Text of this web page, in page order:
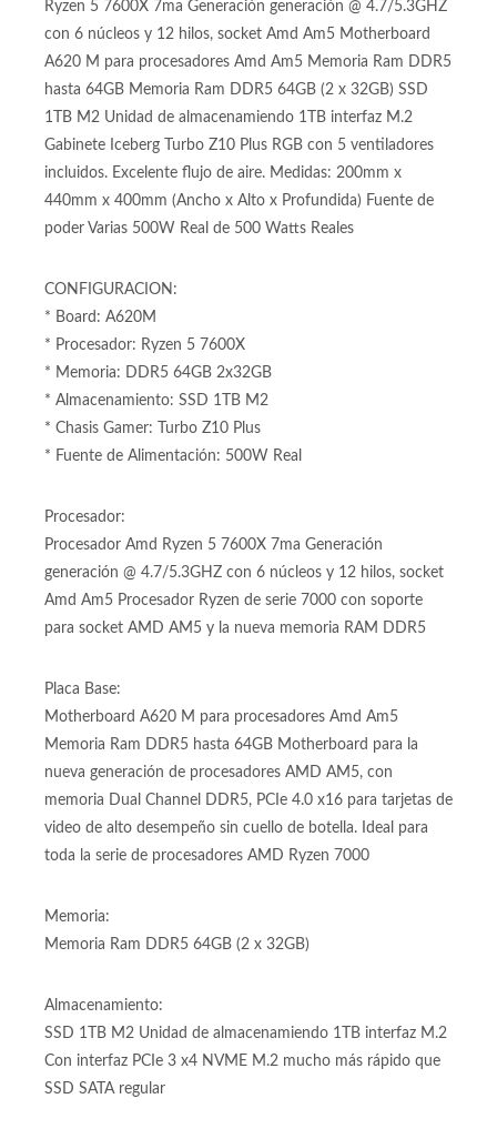
Ryzen 5 7600X 7ma Generación generación @ 4.7/5.3GHZ
con 6 núcleos y 12 hilos, socket Amd Am5 Motherboard
A620 M para procesadores Amd Am5 Memoria Ram DDR5
hasta 64GB Memoria Ram DDR5 64GB (2 x 32GB) SSD
1TB M2 Unidad de almacenamiendo 1TB interfaz M.2
Gabinete Iceberg Turbo Z10 Plus RGB con 5 ventiladores
incluidos. Excelente flujo de aire. Medidas: 200mm x
440mm x 400mm (Ancho x Alto x Profundida) Fuente de
CONFIGURACION:
* Board: A620M
* Procesador: Ryzen 5 7600X
* Memoria: DDR5 64GB 2x32GB
* Almacenamiento: SSD 1TB M2
* Chasis Gamer: Turbo Z10 Plus
Procesador:
Procesador Amd Ryzen 5 7600X 7ma Generación
generación @ 4.7/5.3GHZ con 6 núcleos y 12 hilos, socket
Amd Am5 Procesador Ryzen de serie 7000 con soporte
Placa Base:
Motherboard A620 M para procesadores Amd Am5
Memoria Ram DDR5 hasta 64GB Motherboard para la
nueva generación de procesadores AMD AM5, con
memoria Dual Channel DDR5, PCIe 4.0 x16 para tarjetas de
video de alto desempeño sin cuello de botella. Ideal para
Memoria:
Almacenamiento:
SSD 1TB M2 Unidad de almacenamiendo 1TB interfaz M.2
Con interfaz PCIe 3 x4 NVME M.2 mucho más rápido que